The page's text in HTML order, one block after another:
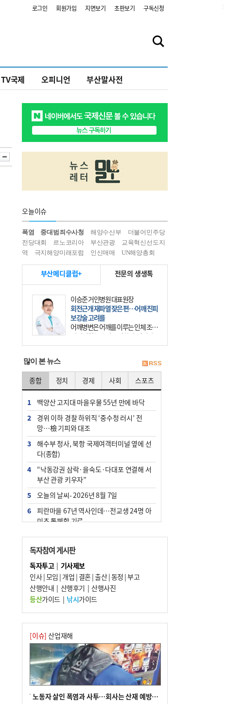
로그인 회원가입 지면보기 초판보기 구독신청
TV국제 오피니언 부산말사전
오늘이슈
폭염 중대범죄수사청 해양수산부
더불어민주당
전당대회
르노코리아 부산관광
교육혁신선도지
역
극지해양미래포럼 인신매매 UN해양총회
부산메디클럽+ 전문의 생생톡
이승준 거인병원 대표원장
회전근개 재파열 잦은 편…어깨 진피
보강술 고려를
어깨병변은 어깨를 이루는 인체 조직
에 발생하는 손상을 말한다. 여기에
는 오십견과 회전근개 증후군, 어깨
많이 본 뉴스
종합 정치 경제 사회 스포츠
1
백양산 고지대 마을우물 55년 만에 바닥
2
경위 이하 경찰 하위직 ‘중수청 러시’ 전
망…檢 기피와 대조
3
해수부 청사, 북항 국제여객터미널 옆에 선
다(종합)
4
“낙동강권 삼락·을숙도·다대포 연결해 서
부산 관광 키우자”
5
오늘의 날씨- 2026년 8월 7일
6
피란마을 67년 역사인데…전교생 24명 아
미초 통폐합 기로
7
[사설] 해수부 신청사 북항으로 확정, 해양
수도 도약의 전환점
8
부울경 주말부터 비소식…‘극한 폭염’ 한풀
꺾일 듯
9
외국인 선원 ‘인신매매 경유지’ 된 부산…
우려가 현실로
10 르노 못 타는 부산시장…관용차 규정에 막
힌 지역기업 응원
독자참여 게시판
독자투고| 기사제보
인사|모임 | 개업 | 결혼|출산|동정 |부고
산행안내 | 산행후기 | 산행사진
등산가이드| 낚시가이드
[이슈] 산업재해
노동자 살인 폭염과 사투…회사는 산재 예방·전기료 절감 전력